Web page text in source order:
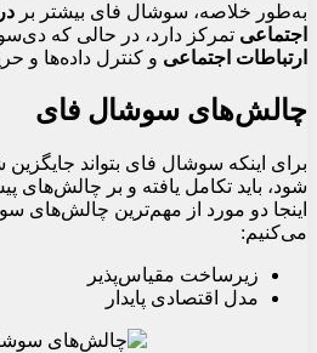
به‌طور خلاصه، سوشال فای بیشتر بر
اجتماعی تمرکز دارد، در حالی که
ارتباطات اجتماعی و کنترل داده‌ها و
چالش‌های سوشال فای
شود، باید تکامل یافته و بر چالش‌های
اینجا دو مورد از مهم‌ترین چالش‌های
می‌کنیم:
زیرساخت مقیاس‌پذیر
مدل اقتصادی پایدار